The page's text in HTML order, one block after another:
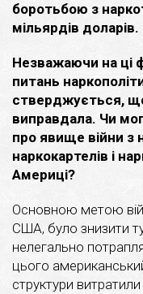
боротьбою з
мільярдів доларів.
Незважаючи на ці
питань
стверджується,
виправдала. Чи
про явище війни з
наркокартелів і
Америці?
Основною метою
США, було знизити ту
нелегально
цього
структури